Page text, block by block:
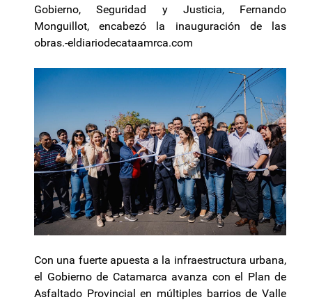
Gobierno, Seguridad y Justicia, Fernando
Monguillot, encabezó la inauguración de las
obras.-eldiariodecataamrca.com
Con una fuerte apuesta a la infraestructura urbana,
el Gobierno de Catamarca avanza con el Plan de
Asfaltado Provincial en múltiples barrios de Valle